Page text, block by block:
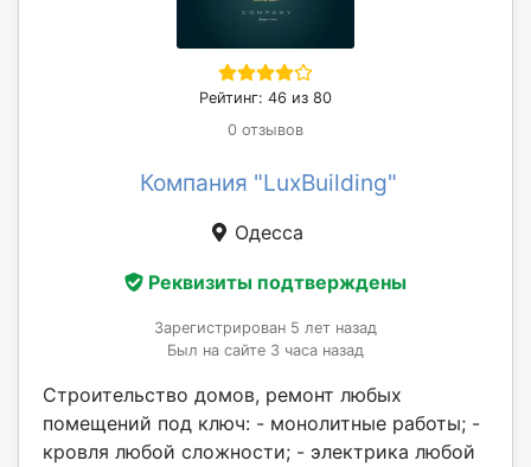
Рейтинг: 46 из 80
0 отзывов
Компания "LuxBuilding"
Одесса
Реквизиты подтверждены
Зарегистрирован 5 лет назад
Был на сайте 3 часа назад
Строительство домов, ремонт любых
помещений под ключ: - монолитные работы; -
кровля любой сложности; - электрика любой